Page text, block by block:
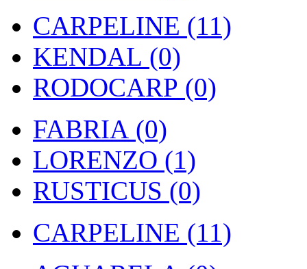
CARPELINE (11)
KENDAL (0)
RODOCARP (0)
FABRIA (0)
LORENZO (1)
RUSTICUS (0)
CARPELINE (11)